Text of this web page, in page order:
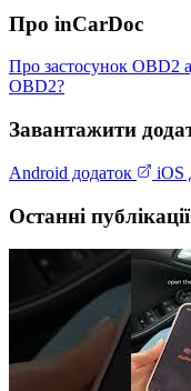
Про inCarDoc
Про застосунок OBD2
OBD2?
Завантажити
Android додаток iOS
Останні публікації